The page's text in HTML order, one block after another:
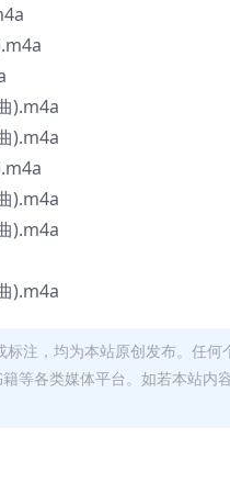
).m4a
).m4a
).m4a
).m4a
).m4a
注，均为本站原创发布。任
等各类媒体平台。如若本站内